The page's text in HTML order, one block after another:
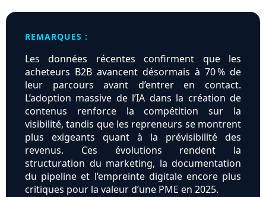
REMARQUES :
Les données récentes confirment que les
acheteurs B2B avancent désormais à 70 % de
leur parcours avant d’entrer en contact.
L’adoption massive de l’IA dans la création de
contenus renforce la compétition sur la
visibilité, tandis que les repreneurs se montrent
plus exigeants quant à la prévisibilité des
revenus. Ces évolutions rendent la
structuration du marketing, la documentation
du pipeline et l’empreinte digitale encore plus
critiques pour la valeur d’une PME en 2025.